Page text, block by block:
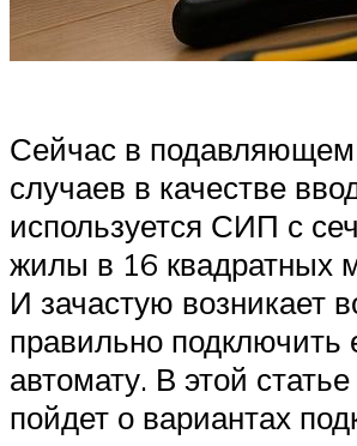
Сейчас в подавляющем
случаев в качестве
используется СИП с
жилы в 16 квадратных
И зачастую возникает
правильно подключить
автомату. В этой
пойдет о вариантах